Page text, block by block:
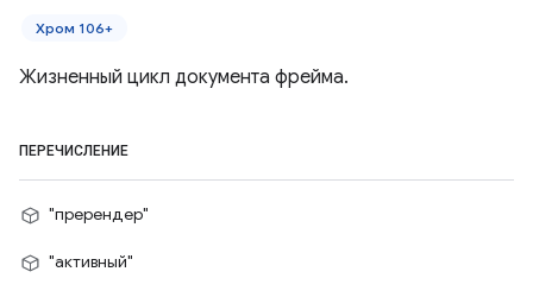
Хром 106+
Жизненный цикл документа фрейма.
ПЕРЕЧИСЛЕНИЕ
"пререндер"
"активный"